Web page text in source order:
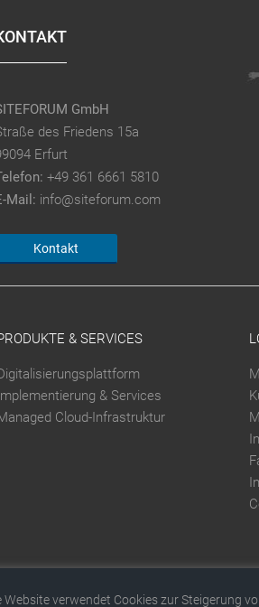
GmbH
des Friedens 15a
Erfurt
+49 361 6661 5810
Mail: info@siteforum.com
Kontakt
& SERVICES
& Services
Cloud-Infrastruktur
Website verwendet Cookies zur Steigerung